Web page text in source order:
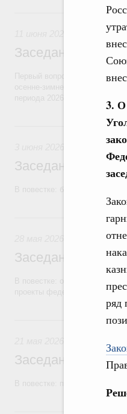
3. О
ряд
Заседание
Первый вопрос повестки –
Заседание
Заседание
В повестке: об исполнении
проекты федеральных
Заседание